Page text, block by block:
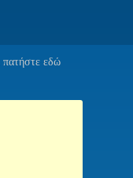
πατήστε εδώ